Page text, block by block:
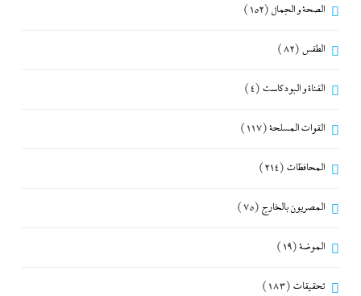
الصحة و الجمال (152)
الطقس (82)
القناة و البودكاست (4)
القوات المسلحة(117)
المحافظات (214)
المصريون بالخارج (75)
الموضة(19)
تحقيقات (183)